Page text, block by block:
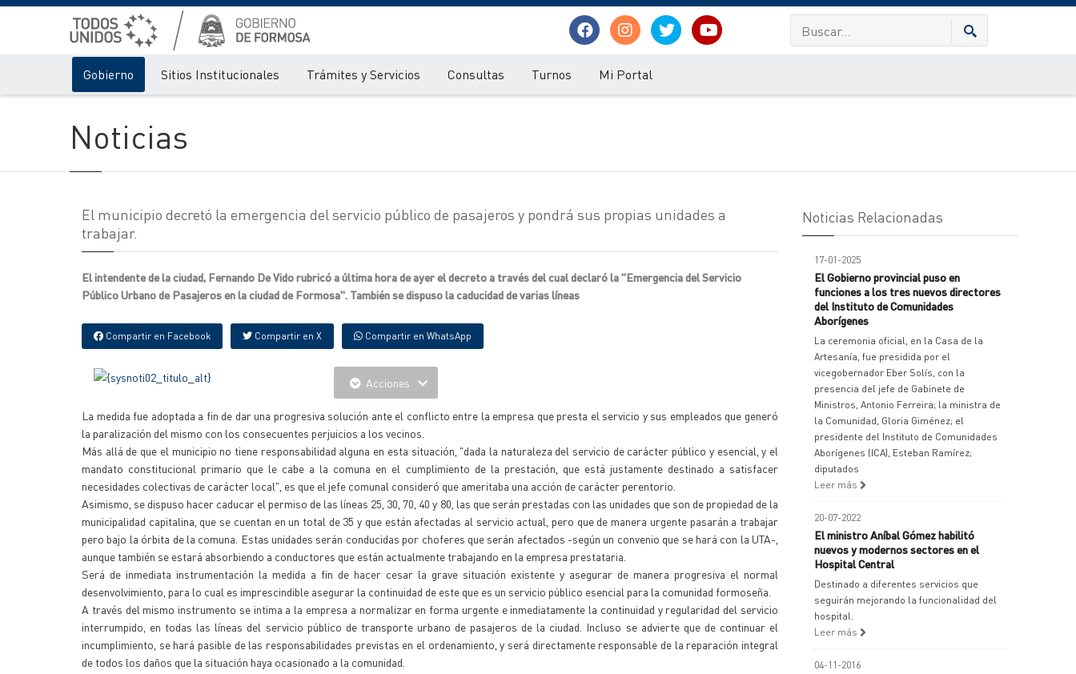
Gobierno Sitios Institucionales Trámites y Servicios Consultas Turnos Mi Portal
Noticias
El municipio decretó la emergencia del servicio público de pasajeros y pondrá sus propias unidades a
trabajar.
El intendente de la ciudad, Fernando De Vido rubricó a última hora de ayer el decreto a través del cual declaró la "Emergencia del Servicio
Público Urbano de Pasajeros en la ciudad de Formosa". También se dispuso la caducidad de varias líneas
Compartir en Facebook Compartir en X Compartir en WhatsApp
Acciones
La medida fue adoptada a fin de dar una progresiva solución ante el conflicto entre la empresa que presta el servicio y sus empleados que generó
la paralización del mismo con los consecuentes perjuicios a los vecinos.
Más allá de que el municipio no tiene responsabilidad alguna en esta situación, "dada la naturaleza del servicio de carácter público y esencial, y el
mandato constitucional primario que le cabe a la comuna en el cumplimiento de la prestación, que está justamente destinado a satisfacer
necesidades colectivas de carácter local", es que el jefe comunal consideró que ameritaba una acción de carácter perentorio.
Asimismo, se dispuso hacer caducar el permiso de las líneas 25, 30, 70, 40 y 80, las que serán prestadas con las unidades que son de propiedad de la
municipalidad capitalina, que se cuentan en un total de 35 y que están afectadas al servicio actual, pero que de manera urgente pasarán a trabajar
pero bajo la órbita de la comuna. Estas unidades serán conducidas por choferes que serán afectados -según un convenio que se hará con la UTA-,
aunque también se estará absorbiendo a conductores que están actualmente trabajando en la empresa prestataria.
Será de inmediata instrumentación la medida a fin de hacer cesar la grave situación existente y asegurar de manera progresiva el normal
desenvolvimiento, para lo cual es imprescindible asegurar la continuidad de este que es un servicio público esencial para la comunidad formoseña.
A través del mismo instrumento se intima a la empresa a normalizar en forma urgente e inmediatamente la continuidad y regularidad del servicio
interrumpido, en todas las líneas del servicio público de transporte urbano de pasajeros de la ciudad. Incluso se advierte que de continuar el
incumplimiento, se hará pasible de las responsabilidades previstas en el ordenamiento, y será directamente responsable de la reparación integral
de todos los daños que la situación haya ocasionado a la comunidad.
Noticias Relacionadas
17-01-2025
El Gobierno provincial puso en
funciones a los tres nuevos directores
del Instituto de Comunidades
Aborígenes
La ceremonia oficial, en la Casa de la
Artesanía, fue presidida por el
vicegobernador Eber Solís, con la
presencia del jefe de Gabinete de
Ministros, Antonio Ferreira; la ministra de
la Comunidad, Gloria Giménez; el
presidente del Instituto de Comunidades
Aborígenes (ICA), Esteban Ramírez;
diputados
Leer más
20-07-2022
El ministro Aníbal Gómez habilitó
nuevos y modernos sectores en el
Hospital Central
Destinado a diferentes servicios que
seguirán mejorando la funcionalidad del
hospital.
Leer más
04-11-2016